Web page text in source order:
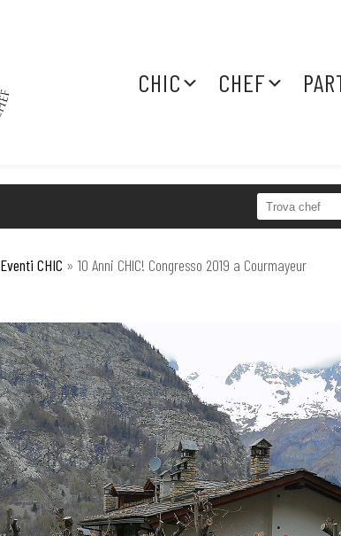
CHIC CHEF
Eventi CHIC » 10 Anni CHIC! Congresso 2019 a Courmayeur